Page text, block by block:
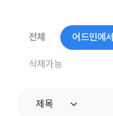
전체 어드민에서
삭제가능